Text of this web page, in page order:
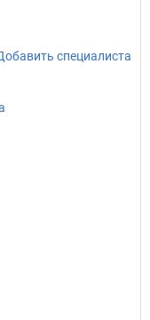
специалиста